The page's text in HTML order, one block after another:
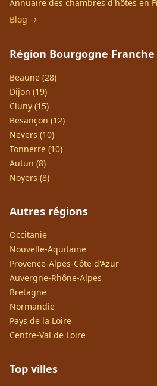
Annuaire des chambres d'hôtes en
Blog →
Région Bourgogne
Beaune (28)
Dijon (19)
Cluny (15)
Besançon (12)
Nevers (10)
Tonnerre (10)
Autun (8)
Noyers (8)
Autres régions
Occitanie
Nouvelle-Aquitaine
Provence-Alpes-Côte d'Azur
Auvergne-Rhône-Alpes
Bretagne
Normandie
Pays de la Loire
Centre-Val de Loire
Top villes